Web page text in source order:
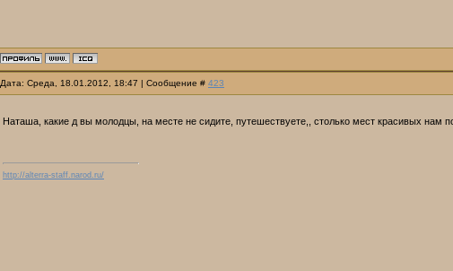
Дата: Среда, 18.01.2012, 18:47 | Сообщение # 423
Наташа, какие д вы молодцы, на месте не сидите, путешествуете,, столько мест красивых нам
http://alterra-staff.narod.ru/